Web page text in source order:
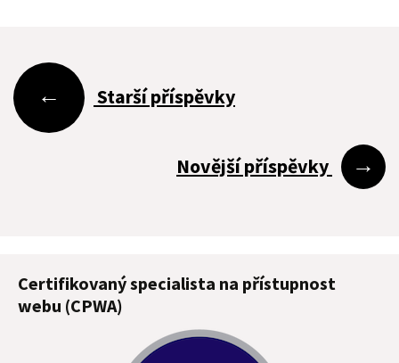
Navigace
pro
← Starší příspěvky
Novější příspěvky →
Certifikovaný specialista na přístupnost
webu (CPWA)